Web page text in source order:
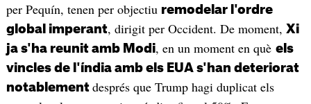
per Pequín, tenen per objectiu remodelar l'ordre
global imperant, dirigit per Occident. De moment, Xi
ja s'ha reunit amb Modi, en un moment en què els
vincles de l'índia amb els EUA s'han deteriorat
notablement després que Trump hagi duplicat els